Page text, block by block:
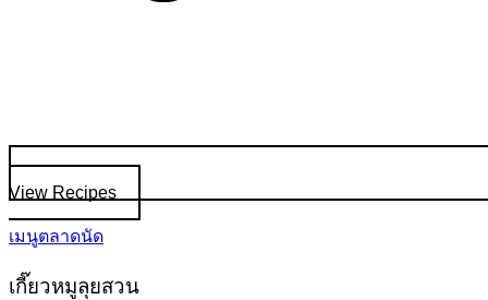
View Recipes
เมนูตลาดนัด
เกี๊ยวหมูลุยสวน